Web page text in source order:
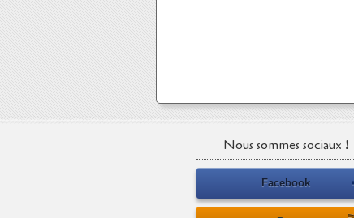
Nous sommes sociaux !
Facebook